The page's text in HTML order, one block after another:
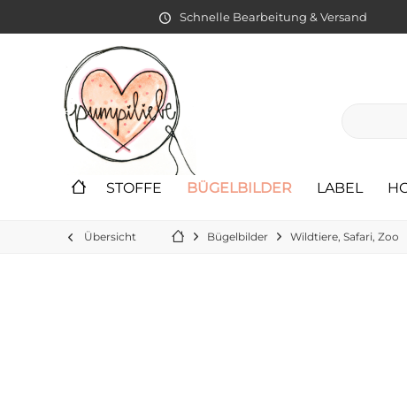
Schnelle Bearbeitung & Versand
STOFFE BÜGELBILDER LABEL
Übersicht Bügelbilder Wildtiere, Safari, Zoo